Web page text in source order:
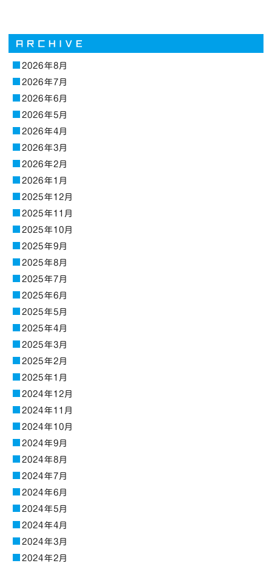
2026年8月
2026年7月
2026年6月
2026年5月
2026年4月
2026年3月
2026年2月
2026年1月
2025年12月
2025年11月
2025年10月
2025年9月
2025年8月
2025年7月
2025年6月
2025年5月
2025年4月
2025年3月
2025年2月
2025年1月
2024年12月
2024年11月
2024年10月
2024年9月
2024年8月
2024年7月
2024年6月
2024年5月
2024年4月
2024年3月
2024年2月